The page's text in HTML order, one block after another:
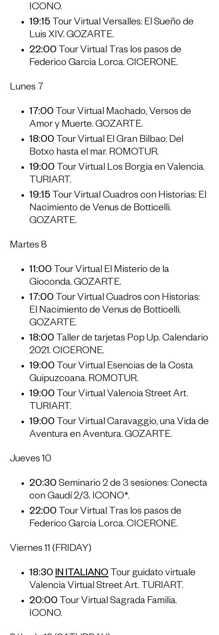
ICONO.
19:15 Tour Virtual Versalles: El Sueño de
Luis XIV. GOZARTE.
22:00 Tour Virtual Tras los pasos de
Federico Garcia Lorca. CICERONE.
Lunes 7
17:00 Tour Virtual Machado, Versos de
Amor y Muerte. GOZARTE.
18:00 Tour Virtual El Gran Bilbao: Del
Botxo hasta el mar. ROMOTUR.
19:00 Tour Virtual Los Borgia en Valencia.
TURIART.
19:15 Tour Virtual Cuadros con Historias: El
Nacimiento de Venus de Botticelli.
GOZARTE.
Martes 8
11:00 Tour Virtual El Misterio de la
Gioconda. GOZARTE.
17:00 Tour Virtual Cuadros con Historias:
El Nacimiento de Venus de Botticelli.
GOZARTE.
18:00 Taller de tarjetas Pop Up. Calendario
2021. CICERONE.
19:00 Tour Virtual Esencias de la Costa
Guipuzcoana. ROMOTUR.
19:00 Tour Virtual Valencia Street Art.
TURIART.
19:00 Tour Virtual Caravaggio, una Vida de
Aventura en Aventura. GOZARTE.
Jueves 10
20:30 Seminario 2 de 3 sesiones: Conecta
con Gaudí 2/3. ICONO*.
22:00 Tour Virtual Tras los pasos de
Federico Garcia Lorca. CICERONE.
Viernes 11 (FRIDAY)
18:30 IN ITALIANO Tour guidato virtuale
Valencia Virtual Street Art. TURIART.
20:00 Tour Virtual Sagrada Familia.
ICONO.